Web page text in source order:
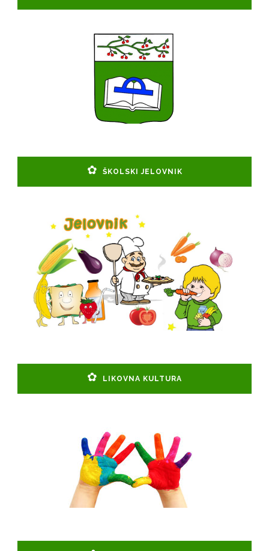
ŠKOLSKI JELOVNIK
LIKOVNA KULTURA